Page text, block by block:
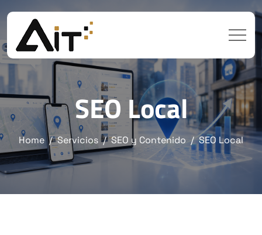
SEO Local
Home Servicios SEO y Contenido SEO Local